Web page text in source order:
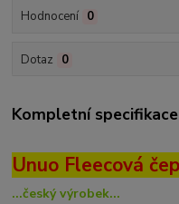
Hodnocení 0
Dotaz 0
Kompletní specifikace
Unuo Fleecová
...český výrobek...